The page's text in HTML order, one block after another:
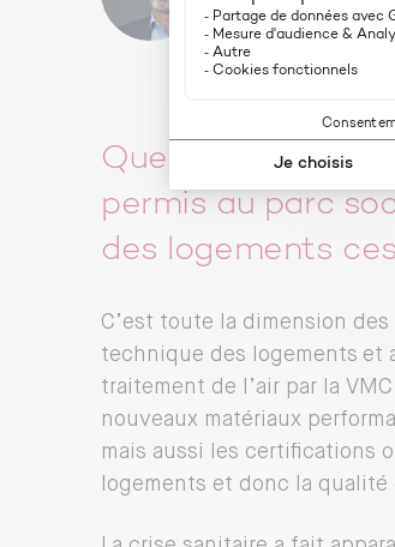
vie des
Quels sont les
permis au parc
des logements
C’est toute la dimension
technique des logements et
traitement de l’air par la
nouveaux matériaux
mais aussi les certifications
logements et donc la